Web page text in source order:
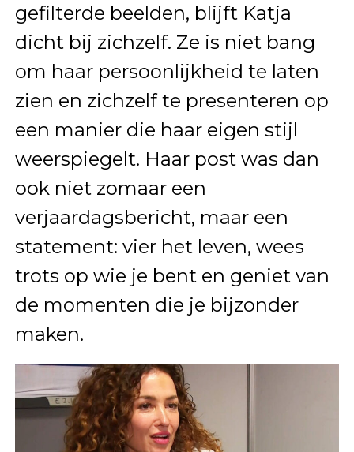
gefilterde beelden, blijft Katja
dicht bij zichzelf. Ze is niet bang
om haar persoonlijkheid te laten
zien en zichzelf te presenteren op
een manier die haar eigen stijl
weerspiegelt. Haar post was dan
ook niet zomaar een
verjaardagsbericht, maar een
statement: vier het leven, wees
trots op wie je bent en geniet van
de momenten die je bijzonder
maken.